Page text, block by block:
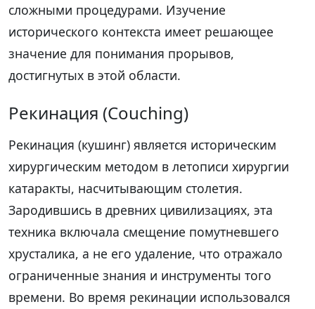
сложными процедурами. Изучение
исторического контекста имеет решающее
значение для понимания прорывов,
достигнутых в этой области.
Рекинация (Couching)
Рекинация (кушинг) является историческим
хирургическим методом в летописи хирургии
катаракты, насчитывающим столетия.
Зародившись в древних цивилизациях, эта
техника включала смещение помутневшего
хрусталика, а не его удаление, что отражало
ограниченные знания и инструменты того
времени. Во время рекинации использовался